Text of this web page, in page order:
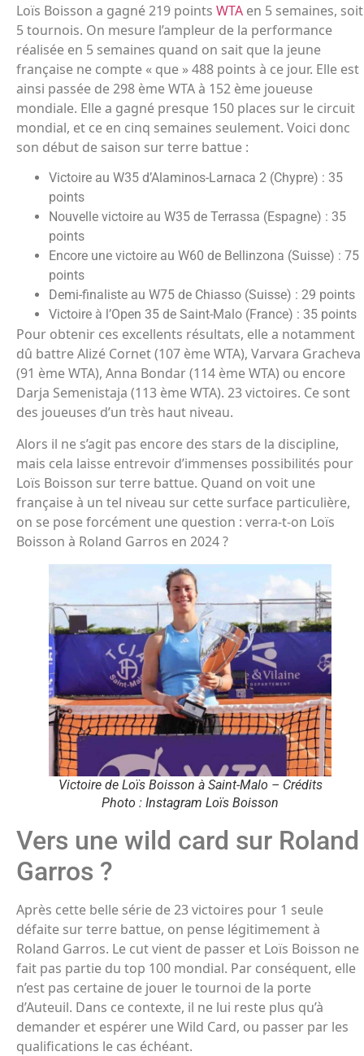
Loïs Boisson a gagné 219 points WTA en 5 semaines, soit
5 tournois. On mesure l’ampleur de la performance
réalisée en 5 semaines quand on sait que la jeune
française ne compte « que » 488 points à ce jour. Elle est
ainsi passée de 298 ème WTA à 152 ème joueuse
mondiale. Elle a gagné presque 150 places sur le circuit
mondial, et ce en cinq semaines seulement. Voici donc
son début de saison sur terre battue :
Victoire au W35 d’Alaminos-Larnaca 2 (Chypre) : 35
points
Nouvelle victoire au W35 de Terrassa (Espagne) : 35
points
Encore une victoire au W60 de Bellinzona (Suisse) : 75
points
Demi-finaliste au W75 de Chiasso (Suisse) : 29 points
Victoire à l’Open 35 de Saint-Malo (France) : 35 points
Pour obtenir ces excellents résultats, elle a notamment
dû battre Alizé Cornet (107 ème WTA), Varvara Gracheva
(91 ème WTA), Anna Bondar (114 ème WTA) ou encore
Darja Semenistaja (113 ème WTA). 23 victoires. Ce sont
des joueuses d’un très haut niveau.
Alors il ne s’agit pas encore des stars de la discipline,
mais cela laisse entrevoir d’immenses possibilités pour
Loïs Boisson sur terre battue. Quand on voit une
française à un tel niveau sur cette surface particulière,
on se pose forcément une question : verra-t-on Loïs
Boisson à Roland Garros en 2024 ?
Victoire de Loïs Boisson à Saint-Malo – Crédits
Photo : Instagram Loïs Boisson
Vers une wild card sur Roland
Garros ?
Après cette belle série de 23 victoires pour 1 seule
défaite sur terre battue, on pense légitimement à
Roland Garros. Le cut vient de passer et Loïs Boisson ne
fait pas partie du top 100 mondial. Par conséquent, elle
n’est pas certaine de jouer le tournoi de la porte
d’Auteuil. Dans ce contexte, il ne lui reste plus qu’à
demander et espérer une Wild Card, ou passer par les
qualifications le cas échéant.